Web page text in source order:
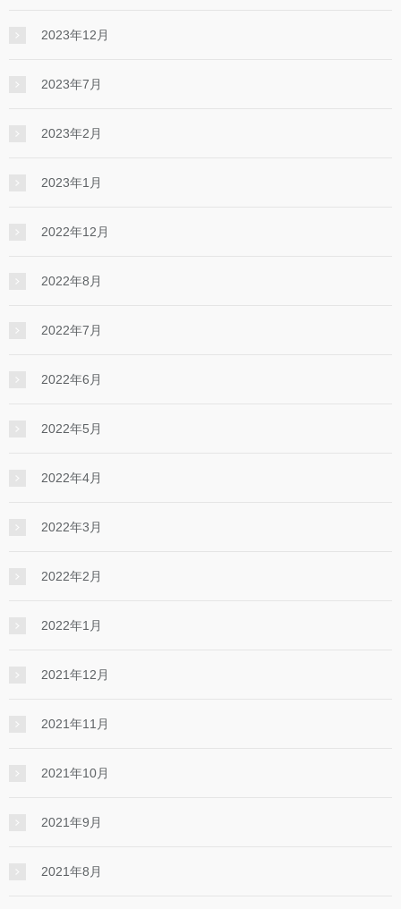
2023年12月
2023年7月
2023年2月
2023年1月
2022年12月
2022年8月
2022年7月
2022年6月
2022年5月
2022年4月
2022年3月
2022年2月
2022年1月
2021年12月
2021年11月
2021年10月
2021年9月
2021年8月